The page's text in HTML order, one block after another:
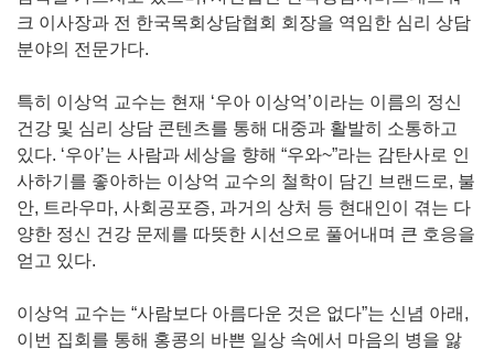
크 이사장과 전 한국목회상담협회 회장을 역임한 심리 상담
분야의 전문가다.
특히 이상억 교수는 현재 ‘우아 이상억’이라는 이름의 정신
건강 및 심리 상담 콘텐츠를 통해 대중과 활발히 소통하고
있다. ‘우아’는 사람과 세상을 향해 “우와~”라는 감탄사로 인
사하기를 좋아하는 이상억 교수의 철학이 담긴 브랜드로, 불
안, 트라우마, 사회공포증, 과거의 상처 등 현대인이 겪는 다
양한 정신 건강 문제를 따뜻한 시선으로 풀어내며 큰 호응을
얻고 있다.
이상억 교수는 “사람보다 아름다운 것은 없다”는 신념 아래,
이번 집회를 통해 홍콩의 바쁜 일상 속에서 마음의 병을 앓